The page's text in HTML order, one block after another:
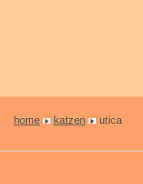
home katzen utica